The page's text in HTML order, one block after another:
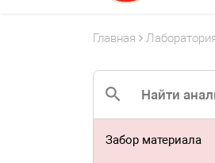
Главная
Забор материала